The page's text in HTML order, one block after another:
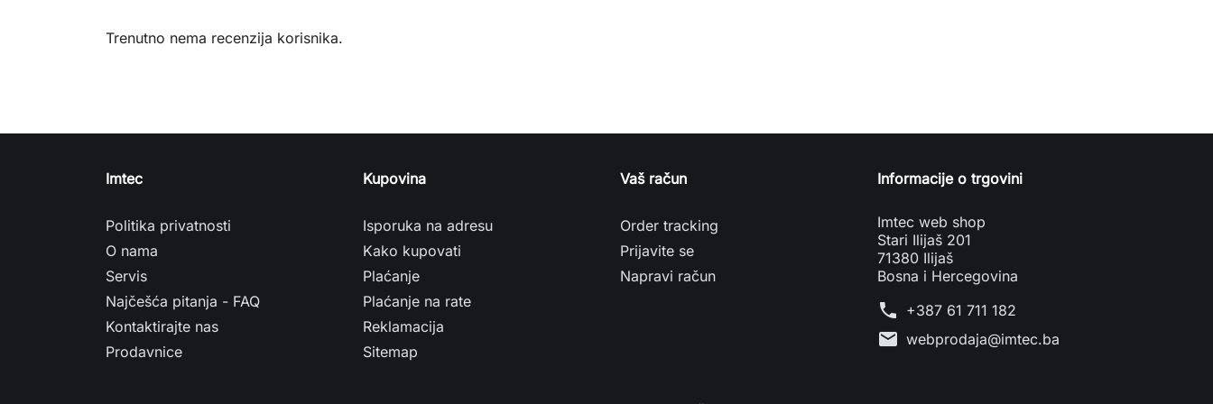
Trenutno nema recenzija korisnika.
Imtec
Politika privatnosti
O nama
Servis
Najčešća pitanja - FAQ
Kontaktirajte nas
Prodavnice
Kupovina
Isporuka na adresu
Kako kupovati
Plaćanje
Plaćanje na rate
Reklamacija
Sitemap
Vaš račun
Order tracking
Prijavite se
Napravi račun
Informacije o trgovini
Imtec web shop
Stari Ilijaš 201
71380 Ilijaš
Bosna i Hercegovina
phone +387 61 711 182
mail webprodaja@imtec.ba